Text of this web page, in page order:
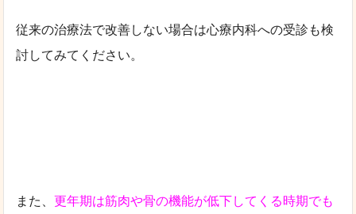
従来の治療法で改善しない場合は心療内科への受診も検
討してみてください。
また、更年期は筋肉や骨の機能が低下してくる時期でも